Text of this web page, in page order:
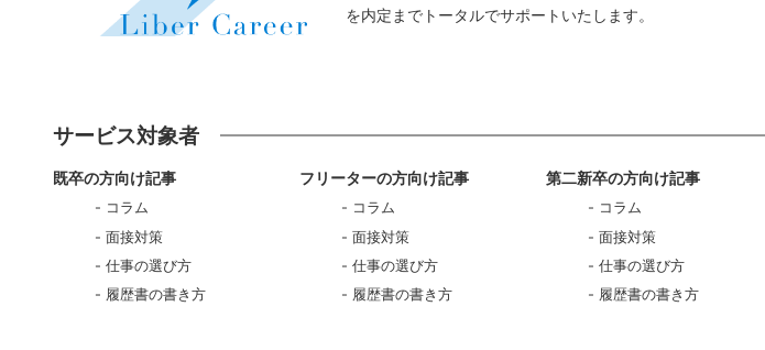
を内定までトータルでサポートいたします。
サービス対象者
既卒の方向け記事
コラム
面接対策
仕事の選び方
履歴書の書き方
フリーターの方向け記事
コラム
面接対策
仕事の選び方
履歴書の書き方
第二新卒の方向け記事
コラム
面接対策
仕事の選び方
履歴書の書き方